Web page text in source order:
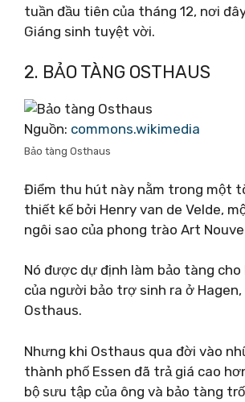
tuần đầu tiên của tháng 12, nơi
Giáng sinh tuyệt vời.
2. BẢO TÀNG OSTHAUS
Nguồn: commons.wikimedia
Bảo tàng Osthaus
Điểm thu hút này nằm trong một
thiết kế bởi Henry van de Velde,
ngôi sao của phong trào Art
Nó được dự định làm bảo tàng cho
của người bảo trợ sinh ra ở Hagen,
Osthaus.
Nhưng khi Osthaus qua đời vào
thành phố Essen đã trả giá cao
bộ sưu tập của ông và bảo tàng